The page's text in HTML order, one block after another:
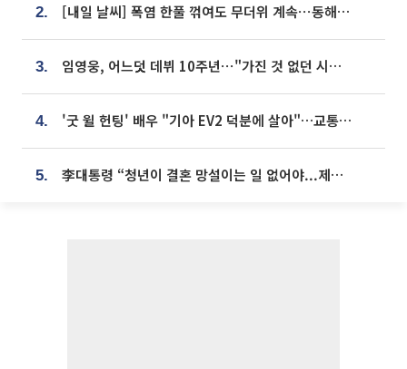
2. [내일 날씨] 폭염 한풀 꺾여도 무더위 계속⋯동해안 이틀 연속 비
3. 임영웅, 어느덧 데뷔 10주년⋯"가진 것 없던 시절, 내 앞엔 20명의 팬뿐"
4. '굿 윌 헌팅' 배우 "기아 EV2 덕분에 살아"…교통사고 후 안전성 극찬
5. 李대통령 “청년이 결혼 망설이는 일 없어야...제도상 불이익 조사”